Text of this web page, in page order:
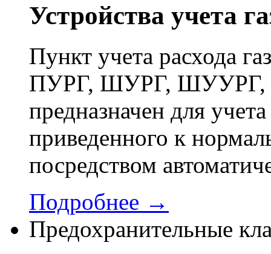
Устройства учета
Пункт учета
ПУРГ, ШУРГ, ШУУРГ,
предназначен для
приведенного к
посредством
Подробнее →
Предохранительные